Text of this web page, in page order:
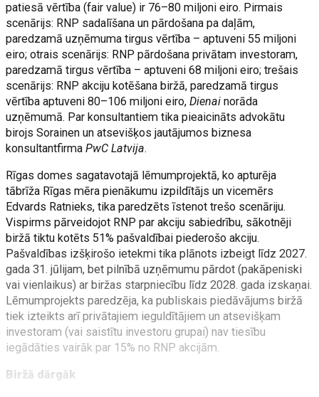
patiesā vērtība (fair value) ir 76–80 miljoni eiro. Pirmais
scenārijs: RNP sadalīšana un pārdošana pa daļām,
paredzamā uzņēmuma tirgus vērtība – aptuveni 55 miljoni
eiro; otrais scenārijs: RNP pārdošana privātam investoram,
paredzamā tirgus vērtība – aptuveni 68 miljoni eiro; trešais
scenārijs: RNP akciju kotēšana biržā, paredzamā tirgus
vērtība aptuveni 80–106 miljoni eiro,Dienainorāda
uzņēmumā. Par konsultantiem tika pieaicināts advokātu
birojs Sorainen un atsevišķos jautājumos biznesa
konsultantfirmaPwC Latvija.
Rīgas domes sagatavotajā lēmumprojektā, ko apturēja
tābrīža Rīgas mēra pienākumu izpildītājs un vicemērs
Edvards Ratnieks, tika paredzēts īstenot trešo scenāriju.
Vispirms pārveidojot RNP par akciju sabiedrību, sākotnēji
biržā tiktu kotēts 51% pašvaldībai piederošo akciju.
Pašvaldības izšķirošo ietekmi tika plānots izbeigt līdz 2027.
gada 31. jūlijam, bet pilnībā uzņēmumu pārdot (pakāpeniski
vai vienlaikus) ar biržas starpniecību līdz 2028. gada izskaņai.
Lēmumprojekts paredzēja, ka publiskais piedāvājums biržā
tiek izteikts arī privātajiem ieguldītājiem un atsevišķam
investoram (vai saistītu investoru grupai) nav tiesību
iegādāties vairāk par 15% no RNP akcijām.
Biržā dārgāk